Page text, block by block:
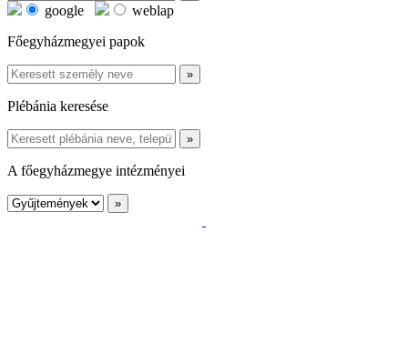
google
weblap
Főegyházmegyei papok
Plébánia keresése
A főegyházmegye intézményei